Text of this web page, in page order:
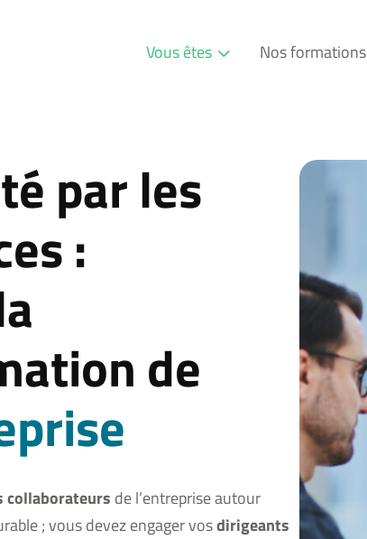
Vous êtes
Consultant
Nos formations
par les
:
de
collaborateurs de l’entreprise autour
; vous devez engager vosdirigeants